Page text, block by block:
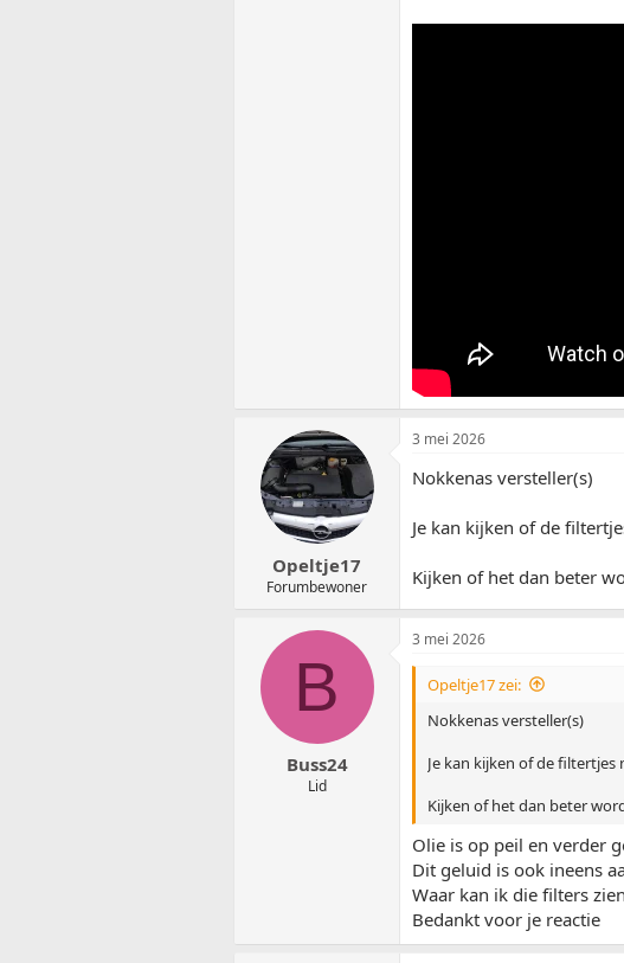
Opeltje17
Forumbewoner
3 mei 2026
Nokkenas versteller(s)
Je kan kijken of de
Kijken of het dan beter
B
Buss24
Lid
3 mei 2026
Opeltje17 zei:
Nokkenas versteller(s)
Je kan kijken of de
Kijken of het dan beter
Olie is op peil en verder
Dit geluid is ook ineens
Waar kan ik die filters
Bedankt voor je reactie